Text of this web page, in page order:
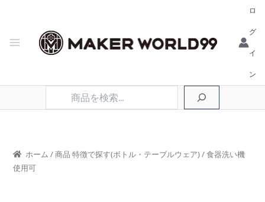
ロ
グ
イ
ン
ホーム / 商品 特徴で探す(ボトル・テーブルウェア) / 食器洗い機
使用可